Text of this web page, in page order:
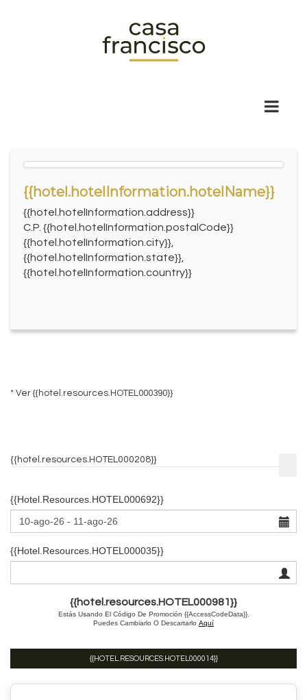
{{hotel.hotelInformation.hotelName}}
{{hotel.hotelInformation.address}}
C.P. {{hotel.hotelInformation.postalCode}}
{{hotel.hotelInformation.city}},
{{hotel.hotelInformation.state}},
{{hotel.hotelInformation.country}}
* Ver{{hotel.resources.HOTEL000390}}
{{hotel.resources.HOTEL000208}}
{{hotel.resources.HOTEL000692}}
{{hotel.resources.HOTEL000035}}
{{hotel.resources.HOTEL000981}}
Estás Usando El Código De Promoción {{AccessCodeData}}.
Puedes Cambiarlo O Descartarlo Aquí
{{HOTEL.RESOURCES.HOTEL000014}}